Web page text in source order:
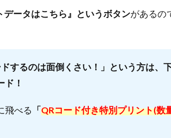
ータはこちら』というボタンがあるの
ドするのは面倒くさい！」という方は、
ド！
飛べる 「 QRコード付き特別プリント(数